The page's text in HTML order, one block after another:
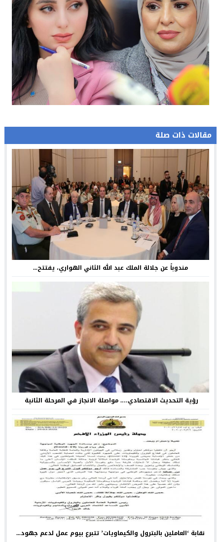
مقالات ذات صلة
مندوباً عن جلالة الملك عبد الله الثاني الهواري، يفتتح...
رؤية التحديث الاقتصادي…. مواصلة الانجاز في المرحلة الثانية
نقابة ‘العاملين بالبترول والكيماويات’ تتبرع بيوم عمل لدعم جهود...